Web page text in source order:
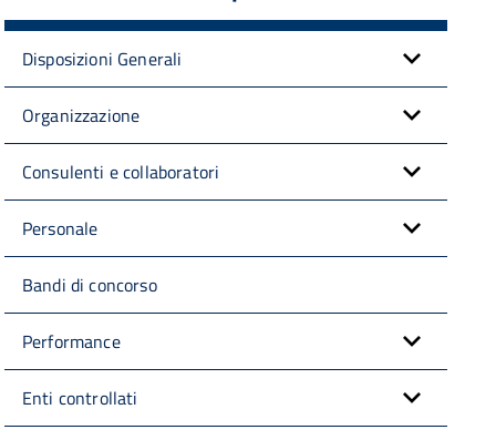
Disposizioni Generali
Organizzazione
Consulenti e collaboratori
Personale
Bandi di concorso
Performance
Enti controllati